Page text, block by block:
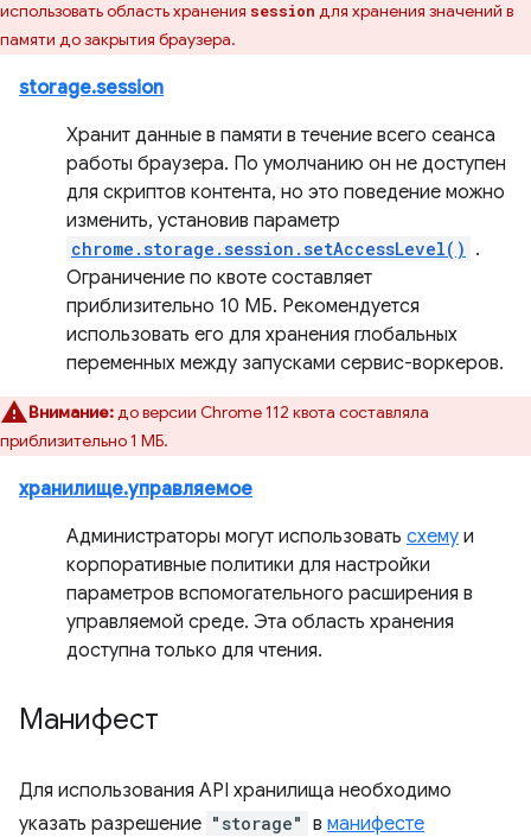
использовать область хранения session для хранения значений в
памяти до закрытия браузера.
storage.session
Хранит данные в памяти в течение всего сеанса
работы браузера. По умолчанию он не доступен
для скриптов контента, но это поведение можно
изменить, установив параметр
chrome.storage.session.setAccessLevel() .
Ограничение по квоте составляет
приблизительно 10 МБ. Рекомендуется
использовать его для хранения глобальных
переменных между запусками сервис-воркеров.
Внимание:до версии Chrome 112 квота составляла
приблизительно 1 МБ.
хранилище.управляемое
Администраторы могут использовать схему и
корпоративные политики для настройки
параметров вспомогательного расширения в
управляемой среде. Эта область хранения
доступна только для чтения.
Манифест
Для использования API хранилища необходимо
указать разрешение "storage" в манифесте